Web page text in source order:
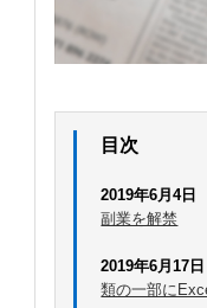
目次
2019年6月4日
副業を解禁
2019年6月17日
類の一部に